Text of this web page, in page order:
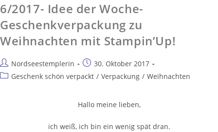
6/2017- Idee der Woche-
Geschenkverpackung zu
Weihnachten mit Stampin’Up!
Nordseestemplerin
30. Oktober 2017
Geschenk schön verpackt / Verpackung / Weihnachten
Hallo meine lieben,
ich weiß, ich bin ein wenig spät dran.